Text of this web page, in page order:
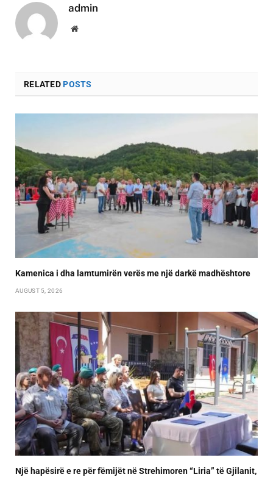
admin
Website
RELATEDPOSTS
Kamenica i dha lamtumirën verës me një darkë madhështore
AUGUST 5, 2026
Një hapësirë e re për fëmijët në Strehimoren “Liria” të Gjilanit,